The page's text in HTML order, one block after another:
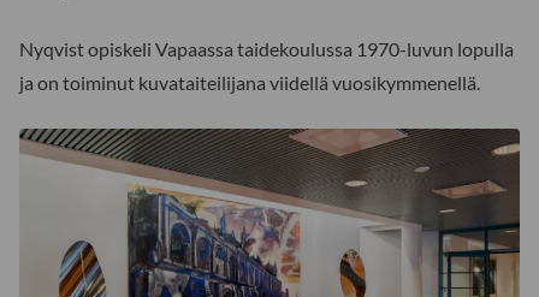
Nyqvist opiskeli Vapaassa taidekoulussa 1970-luvun lopulla
ja on toiminut kuvataiteilijana viidellä vuosikymmenellä.